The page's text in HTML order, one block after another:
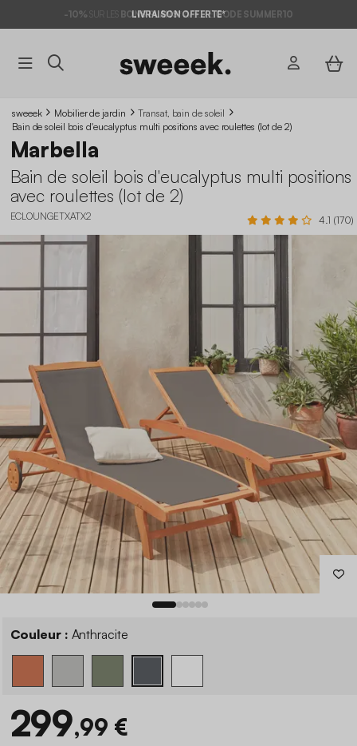
-10% SUR LES BONS PLANS*AVEC LECODE SUMMER10
LIVRAISON OFFERTE*
sweeek Mobilier de jardin
Transat, bain de soleil
Bain de soleil bois d'eucalyptus multi positions avec roulettes (lot de 2)
Marbella
Bain de soleil bois d'eucalyptus multi positions
avec roulettes (lot de 2)
ECLOUNGETXATX2 4.1 (170)
Couleur : Anthracite
299,99 €